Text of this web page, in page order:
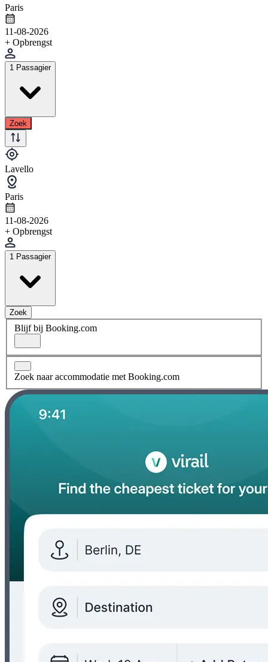
Paris
11-08-2026
+ Opbrengst
1 Passagier
Zoek
Lavello
Paris
11-08-2026
+ Opbrengst
1 Passagier
Zoek
Blijf bij Booking.com
Zoek naar accommodatie met Booking.com